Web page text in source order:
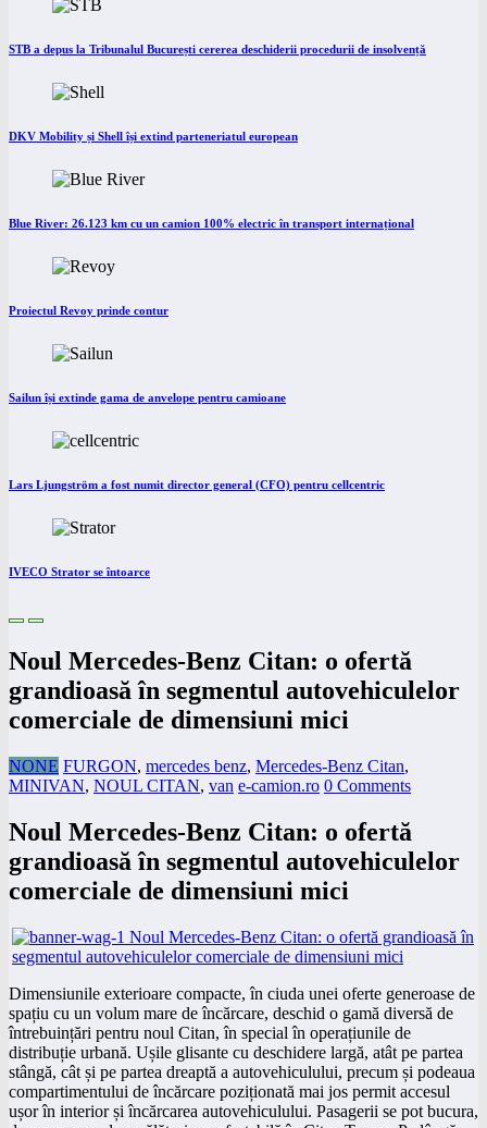
STB a depus la Tribunalul București cererea deschiderii procedurii de insolvență
DKV Mobility și Shell își extind parteneriatul european
Blue River: 26.123 km cu un camion 100% electric în transport internațional
Proiectul Revoy prinde contur
Sailun își extinde gama de anvelope pentru camioane
Lars Ljungström a fost numit director general (CFO) pentru cellcentric
IVECO Strator se întoarce
Noul Mercedes-Benz Citan: o ofertă
grandioasă în segmentul autovehiculelor
comerciale de dimensiuni mici
NONE FURGON, mercedes benz, Mercedes-Benz Citan,
MINIVAN, NOUL CITAN, van e-camion.ro 0 Comments
Noul Mercedes-Benz Citan: o ofertă
grandioasă în segmentul autovehiculelor
comerciale de dimensiuni mici
Dimensiunile exterioare compacte, în ciuda unei oferte generoase de
spațiu cu un volum mare de încărcare, deschid o gamă diversă de
întrebuințări pentru noul Citan, în special în operațiunile de
distribuție urbană. Ușile glisante cu deschidere largă, atât pe partea
stângă, cât și pe partea dreaptă a autovehiculului, precum și podeaua
compartimentului de încărcare poziționată mai jos permit accesul
ușor în interior și încărcarea autovehiculului. Pasagerii se pot bucura,